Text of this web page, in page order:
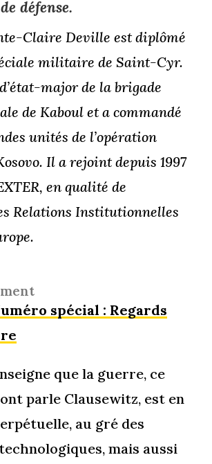
défense.
Claire Deville est diplômé
militaire de Saint-Cyr.
major de la brigade
de Kaboul et a commandé
unités de l’opération
Il a rejoint depuis 1997
en qualité de
Relations Institutionnelles
spécial : Regards
que la guerre, ce
parle Clausewitz, est en
au gré des
mais aussi